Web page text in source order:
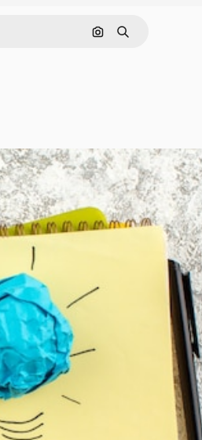
Søg efter billede
Søge